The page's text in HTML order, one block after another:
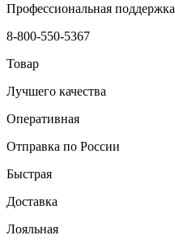
Профессиональная поддержка
8-800-550-5367
Товар
Лучшего качества
Оперативная
Отправка по России
Быстрая
Доставка
Лояльная